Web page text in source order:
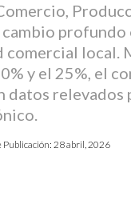
profundo
local.
y el 25%, el
datos
Publicación: 28 abril, 2026